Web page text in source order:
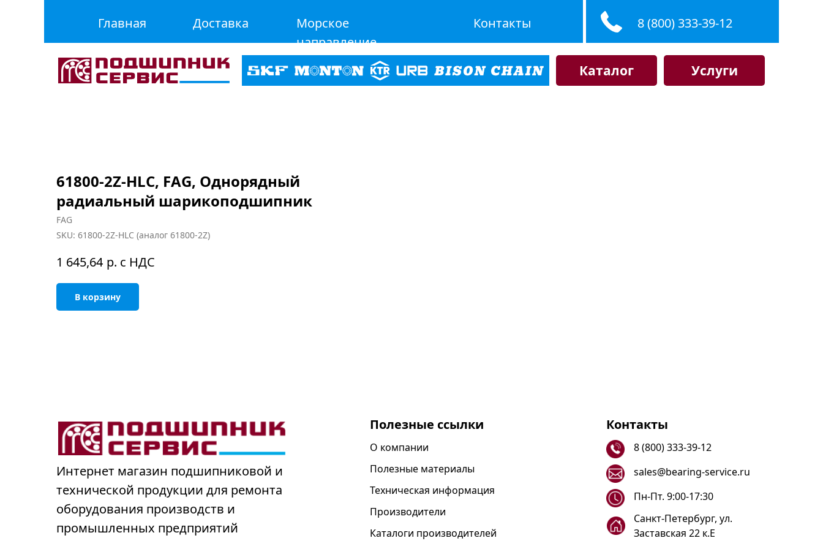
Главная Доставка
Морское
направление
Контакты 8 (800) 333-39-12
Каталог Услуги
61800-2Z-HLC, FAG, Однорядный
радиальный шарикоподшипник
FAG
SKU: 61800-2Z-HLC (аналог 61800-2Z)
1 645,64 р. с НДС
В корзину
Интернет магазин подшипниковой и
технической продукции для ремонта
оборудования производств и
промышленных предприятий
Полезные ссылки
О компании
Полезные материалы
Техническая информация
Производители
Каталоги производителей
Контакты
8 (800) 333-39-12
sales@bearing-service.ru
Санкт-Петербург, ул.
Заставская 22 к.Е
Пн-Пт. 9:00-17:30